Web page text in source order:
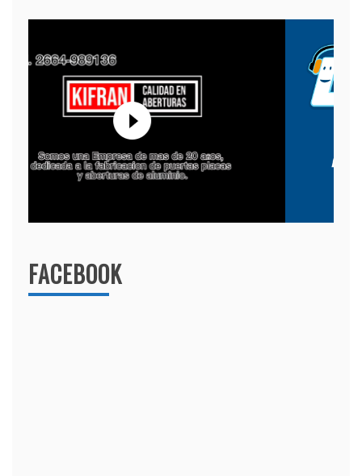
FACEBOOK